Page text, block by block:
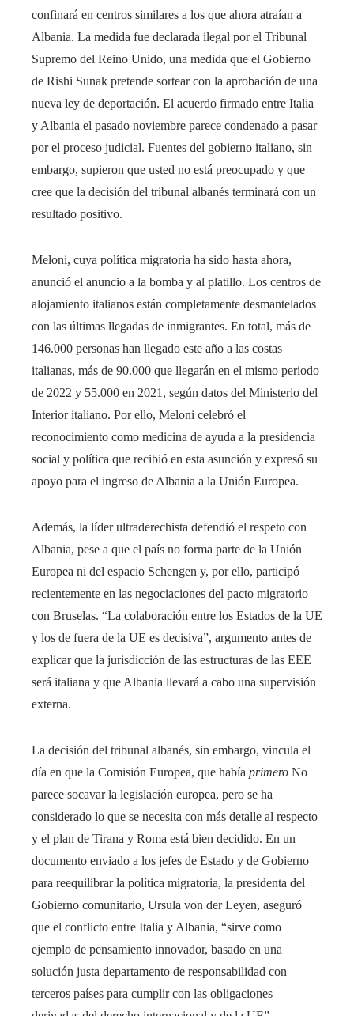
confinará en centros similares a los que ahora atraían a
Albania. La medida fue declarada ilegal por el Tribunal
Supremo del Reino Unido, una medida que el Gobierno
de Rishi Sunak pretende sortear con la aprobación de una
nueva ley de deportación. El acuerdo firmado entre Italia
y Albania el pasado noviembre parece condenado a pasar
por el proceso judicial. Fuentes del gobierno italiano, sin
embargo, supieron que usted no está preocupado y que
cree que la decisión del tribunal albanés terminará con un
resultado positivo.
Meloni, cuya política migratoria ha sido hasta ahora,
anunció el anuncio a la bomba y al platillo. Los centros de
alojamiento italianos están completamente desmantelados
con las últimas llegadas de inmigrantes. En total, más de
146.000 personas han llegado este año a las costas
italianas, más de 90.000 que llegarán en el mismo periodo
de 2022 y 55.000 en 2021, según datos del Ministerio del
Interior italiano. Por ello, Meloni celebró el
reconocimiento como medicina de ayuda a la presidencia
social y política que recibió en esta asunción y expresó su
apoyo para el ingreso de Albania a la Unión Europea.
Además, la líder ultraderechista defendió el respeto con
Albania, pese a que el país no forma parte de la Unión
Europea ni del espacio Schengen y, por ello, participó
recientemente en las negociaciones del pacto migratorio
con Bruselas. “La colaboración entre los Estados de la UE
y los de fuera de la UE es decisiva”, argumento antes de
explicar que la jurisdicción de las estructuras de las EEE
será italiana y que Albania llevará a cabo una supervisión
externa.
La decisión del tribunal albanés, sin embargo, vincula el
día en que la Comisión Europea, que había primero No
parece socavar la legislación europea, pero se ha
considerado lo que se necesita con más detalle al respecto
y el plan de Tirana y Roma está bien decidido. En un
documento enviado a los jefes de Estado y de Gobierno
para reequilibrar la política migratoria, la presidenta del
Gobierno comunitario, Ursula von der Leyen, aseguró
que el conflicto entre Italia y Albania, “sirve como
ejemplo de pensamiento innovador, basado en una
solución justa departamento de responsabilidad con
terceros países para cumplir con las obligaciones